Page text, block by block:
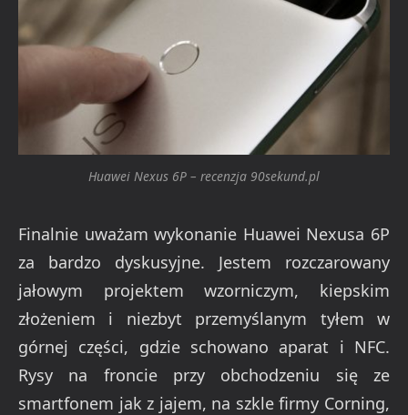
Huawei Nexus 6P – recenzja 90sekund.pl
Finalnie uważam wykonanie Huawei Nexusa 6P
za bardzo dyskusyjne. Jestem rozczarowany
jałowym projektem wzorniczym, kiepskim
złożeniem i niezbyt przemyślanym tyłem w
górnej części, gdzie schowano aparat i NFC.
Rysy na froncie przy obchodzeniu się ze
smartfonem jak z jajem, na szkle firmy Corning,